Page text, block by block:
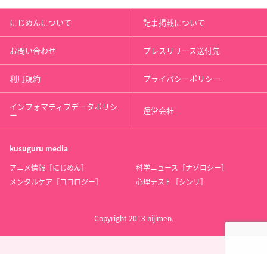
にじめんについて 記事掲載について
お問い合わせ プレスリリース送付先
利用規約 プライバシーポリシー
インフォマティブデータポリシ
ー 運営会社
kusuguru media
アニメ情報［にじめん］
科学ニュース［ナゾロジー］
メンタルケア［ココロジー］
心理テスト［シンリ］
Copyright 2013 nijimen.